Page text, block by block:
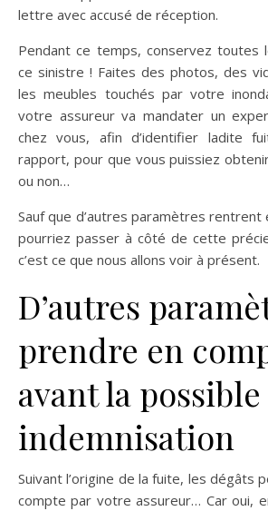
lettre avec accusé de réception.
Pendant ce temps, conservez toutes
ce sinistre ! Faites des photos, des
les meubles touchés par votre
votre assureur va mandater un
chez vous, afin d’identifier ladite
rapport, pour que vous puissiez
ou non…
Sauf que d’autres paramètres
pourriez passer à côté de cette
c’est ce que nous allons voir à présent.
D’autres
prendre en
avant la possible
indemnisation
Suivant l’origine de la fuite, les dégâts
compte par votre assureur… Car oui,